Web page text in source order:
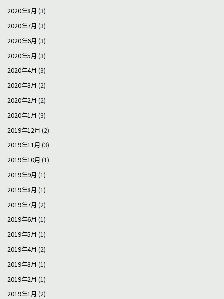
2020年8月 (3)
2020年7月 (3)
2020年6月 (3)
2020年5月 (3)
2020年4月 (3)
2020年3月 (2)
2020年2月 (2)
2020年1月 (3)
2019年12月 (2)
2019年11月 (3)
2019年10月 (1)
2019年9月 (1)
2019年8月 (1)
2019年7月 (2)
2019年6月 (1)
2019年5月 (1)
2019年4月 (2)
2019年3月 (1)
2019年2月 (1)
2019年1月 (2)